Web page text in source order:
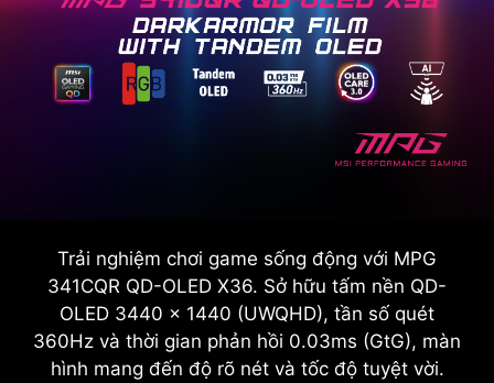
Trải nghiệm chơi game sống động với MPG
341CQR QD-OLED X36. Sở hữu tấm nền QD-
OLED 3440 x 1440 (UWQHD), tần số quét
360Hz và thời gian phản hồi 0.03ms (GtG), màn
hình mang đến độ rõ nét và tốc độ tuyệt vời.